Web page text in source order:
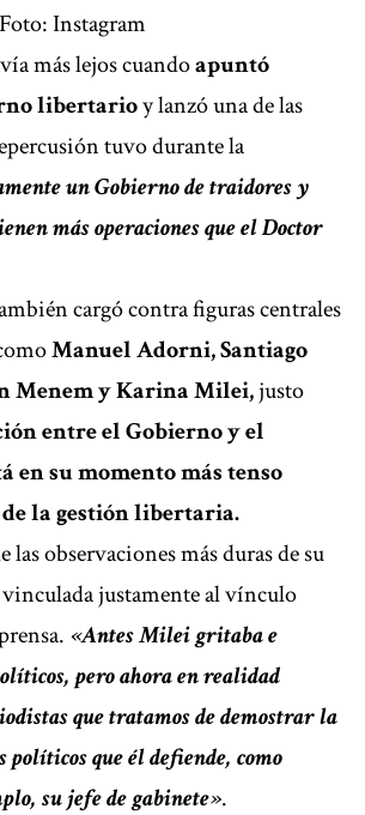
Instagram
más lejos cuandoapuntó
libertarioy lanzó una de las
tuvo durante la
un Gobierno de traidores y
más operaciones que el Doctor
cargó contra figuras centrales
Manuel Adorni, Santiago
Menem y Karina Milei,justo
entre el Gobierno y el
en su momento más tenso
la gestión libertaria.
las observaciones más duras de su
justamente al vínculo
«Antes Milei gritaba e
pero ahora en realidad
que tratamos de demostrar la
políticos que él defiende, como
su jefe de gabinete».